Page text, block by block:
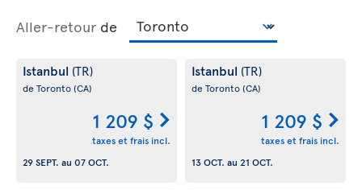
Aller-retour de
Istanbul (TR)
de Toronto(CA)
1 209 $
taxes et frais incl.
29 SEPT. au 07 OCT.
Istanbul (TR)
de Toronto(CA)
1 209 $
taxes et frais incl.
13 OCT. au 21 OCT.